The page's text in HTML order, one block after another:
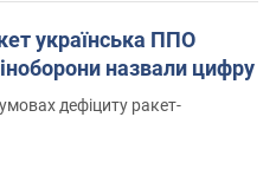
українська ППО
назвали цифру
дефіциту ракет-